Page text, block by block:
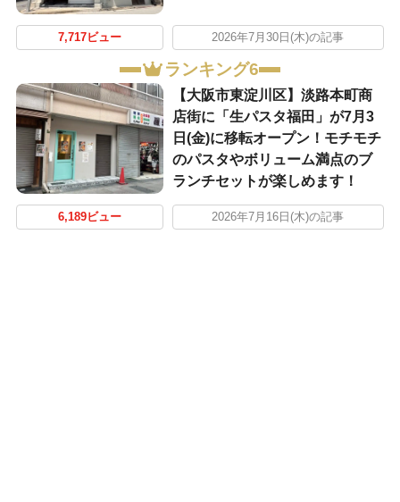
7,717ビュー 2026年7月30日(木)の記事
ランキング6
【大阪市東淀川区】淡路本町商
店街に「生パスタ福田」が7月3
日(金)に移転オープン！モチモチ
のパスタやボリューム満点のブ
ランチセットが楽しめます！
6,189ビュー 2026年7月16日(木)の記事